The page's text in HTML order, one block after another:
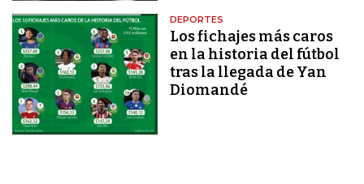
DEPORTES
Los fichajes más caros
en la historia del fútbol
tras la llegada de Yan
Diomandé